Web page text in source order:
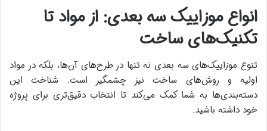
انواع موزاییک سه بعدی: از مواد تا
تکنیک‌های ساخت
تنوع موزاییک‌های سه بعدی نه تنها در طرح‌های آن‌ها، بلکه در مواد
اولیه و روش‌های ساخت نیز چشمگیر است. شناخت این
دسته‌بندی‌ها به شما کمک می‌کند تا انتخاب دقیق‌تری برای پروژه
خود داشته باشید.